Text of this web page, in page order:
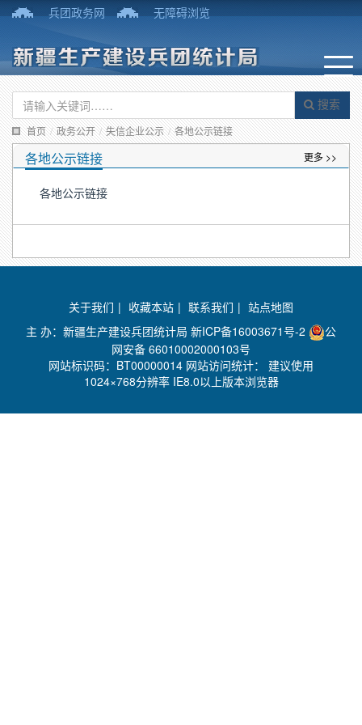
兵团政务网 无障碍浏览
搜索
首页 / 政务公开 / 失信企业公示 / 各地公示链接
各地公示链接 更多 >>
各地公示链接
关于我们 | 收藏本站 | 联系我们 | 站点地图
主 办：新疆生产建设兵团统计局 新ICP备16003671号-2
公
网安备 66010002000103号
网站标识码：BT00000014 网站访问统计： 建议使用
1024×768分辨率 IE8.0以上版本浏览器